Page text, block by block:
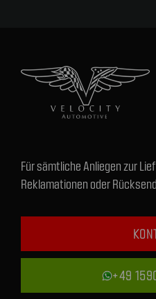
Für sämtliche Anliegen zur
Reklamationen oder
+49